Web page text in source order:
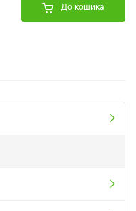
До кошика